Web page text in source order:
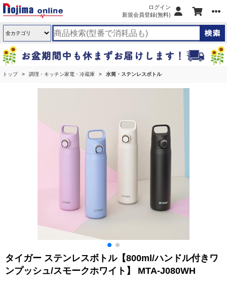
ログイン
新規会員登録(無料)
トップ 調理・キッチン家電・冷蔵庫 水筒・ステンレスボトル
タイガー ステンレスボトル【800ml/ハンドル付きワ
ンプッシュ/スモークホワイト】 MTA-J080WH